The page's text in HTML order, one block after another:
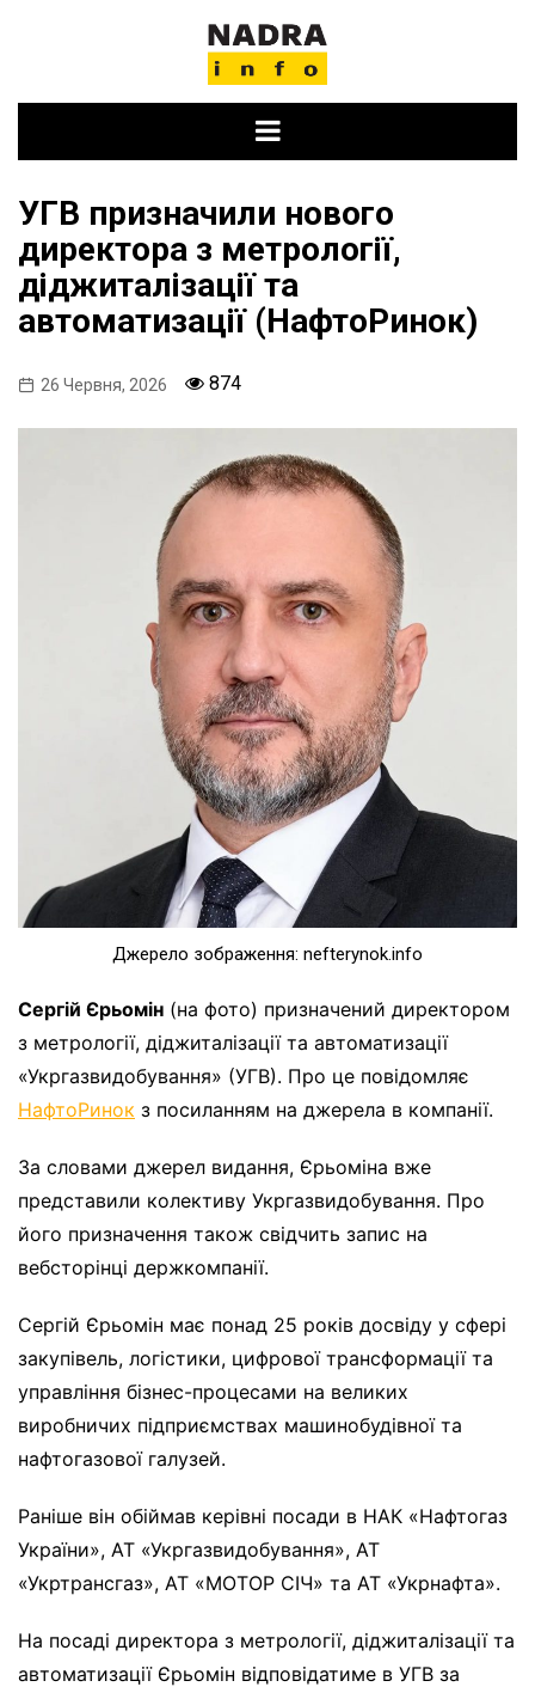
УГВ призначили нового
директора з метрології,
діджиталізації та
автоматизації (НафтоРинок)
26 Червня, 2026 874
Джерело зображення: nefterynok.info
Сергій Єрьомін (на фото) призначений директором
з метрології, діджиталізації та автоматизації
«Укргазвидобування» (УГВ). Про це повідомляє
НафтоРинок з посиланням на джерела в компанії.
За словами джерел видання, Єрьоміна вже
представили колективу Укргазвидобування. Про
його призначення також свідчить запис на
вебсторінці держкомпанії.
Сергій Єрьомін має понад 25 років досвіду у сфері
закупівель, логістики, цифрової трансформації та
управління бізнес-процесами на великих
виробничих підприємствах машинобудівної та
нафтогазової галузей.
Раніше він обіймав керівні посади в НАК «Нафтогаз
України», АТ «Укргазвидобування», АТ
«Укртрансгаз», АТ «МОТОР СІЧ» та АТ «Укрнафта».
На посаді директора з метрології, діджиталізації та
автоматизації Єрьомін відповідатиме в УГВ за